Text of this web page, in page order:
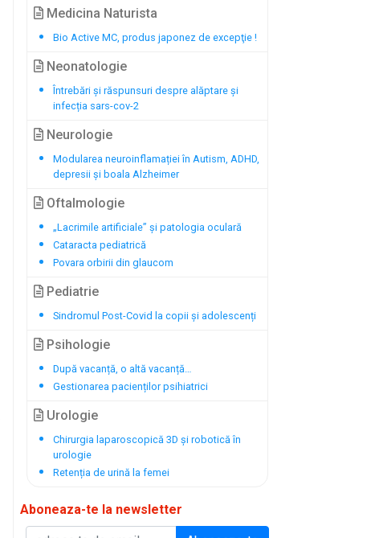
Medicina Naturista
Bio Active MC, produs japonez de excepţie !
Neonatologie
Întrebări și răspunsuri despre alăptare și
infecția sars-cov-2
Neurologie
Modularea neuroinflamației în Autism, ADHD,
depresii și boala Alzheimer
Oftalmologie
„Lacrimile artificiale” și patologia oculară
Cataracta pediatrică
Povara orbirii din glaucom
Pediatrie
Sindromul Post-Covid la copii și adolescenți
Psihologie
După vacanță, o altă vacanță…
Gestionarea pacienților psihiatrici
Urologie
Chirurgia laparoscopică 3D și robotică în
urologie
Retenția de urină la femei
Aboneaza-te la newsletter